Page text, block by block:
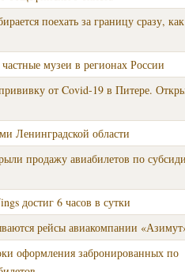
поехать за границу сразу, как
музеи в регионах России
от Covid-19 в Питере.
Ленинградской области
продажу авиабилетов по
достиг 6 часов в сутки
рейсы авиакомпании
оформления забронированных по